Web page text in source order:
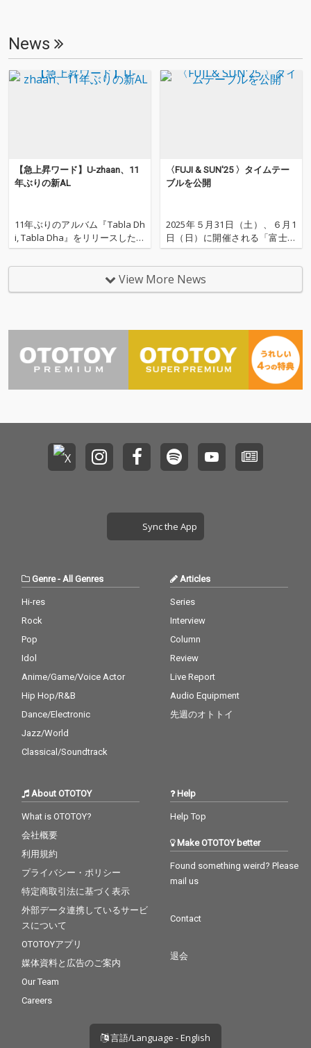
て乾杯！」では、6.5拍
子という小数点拍子の
楽しさを軽快に体感で
きるはずです。 前作
子という小数点拍子の
楽しさを軽快に体感で
きるはずです。 前作
準で活躍する日本人ピ
アニスト/キーボード奏
者BIGYUKIによるコラ
ボレーション・シング
（U-zhaan）が織りな
すインストゥルメンタ
ル作品。あえて変則的
用しながらも、スムー
ズなグルーヴで聴く人
の心に響く楽曲に仕上
Hop、Chillout、Experi
mental Jazz好きには特
にとオススメの1曲。
News
【急上昇ワード】U-zhaan、11
年ぶりの新AL
11年ぶりのアルバム『Tabla Dh
i, Tabla Dha』をリリースしたU-
zhaanが急上昇ワードにランク
イン。 アルバムには、鎮座DOP
ENESS、Cornelius、青葉市子、
ハナレグミ、原口沙輔、ベンガ
〈FUJI & SUN'25 〉タイムテー
ブルを公開
2025年５月31日（土）、６月1
日（日）に開催される「富士山
と学び、富士山と生きる。」を
コンセプトに “音楽” “アクティ
ビティ” “キャンプ” を軸に「人
生を彩る冒険」を富士山麓の大
View More News
Sync the App
Genre-All Genres
Hi-res
Rock
Pop
Idol
Anime/Game/Voice Actor
Hip Hop/R&B
Dance/Electronic
Jazz/World
Classical/Soundtrack
Articles
Series
Interview
Column
Review
Live Report
Audio Equipment
先週のオトトイ
About OTOTOY
What is OTOTOY?
会社概要
利用規約
プライバシー・ポリシー
特定商取引法に基づく表示
外部データ連携しているサービ
スについて
OTOTOYアプリ
媒体資料と広告のご案内
Our Team
Careers
Help
Help Top
Make OTOTOY better
Found something weird? Please
mail us
Contact
退会
言語/Language - English